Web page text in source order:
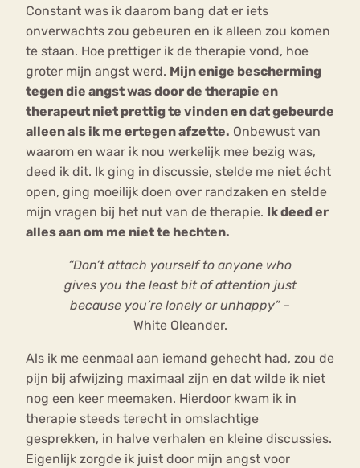
Constant was ik daarom bang dat er iets
onverwachts zou gebeuren en ik alleen zou komen
te staan. Hoe prettiger ik de therapie vond, hoe
groter mijn angst werd. Mijn enige bescherming
tegen die angst was door de therapie en
therapeut niet prettig te vinden en dat gebeurde
alleen als ik me ertegen afzette. Onbewust van
waarom en waar ik nou werkelijk mee bezig was,
deed ik dit. Ik ging in discussie, stelde me niet écht
open, ging moeilijk doen over randzaken en stelde
mijn vragen bij het nut van de therapie. Ik deed er
alles aan om me niet te hechten.
“Don’t attach yourself to anyone who
gives you the least bit of attention just
because you’re lonely or unhappy” –
White Oleander.
Als ik me eenmaal aan iemand gehecht had, zou de
pijn bij afwijzing maximaal zijn en dat wilde ik niet
nog een keer meemaken. Hierdoor kwam ik in
therapie steeds terecht in omslachtige
gesprekken, in halve verhalen en kleine discussies.
Eigenlijk zorgde ik juist door mijn angst voor